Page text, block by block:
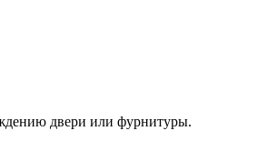
двери или фурнитуры.